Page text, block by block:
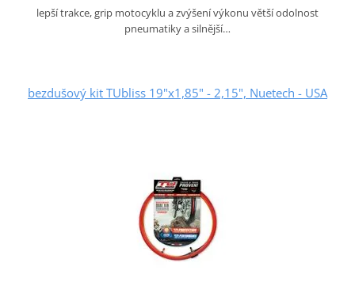
lepší trakce, grip motocyklu a zvýšení výkonu větší odolnost
pneumatiky a silnější…
bezdušový kit TUbliss 19"x1,85" - 2,15", Nuetech - USA